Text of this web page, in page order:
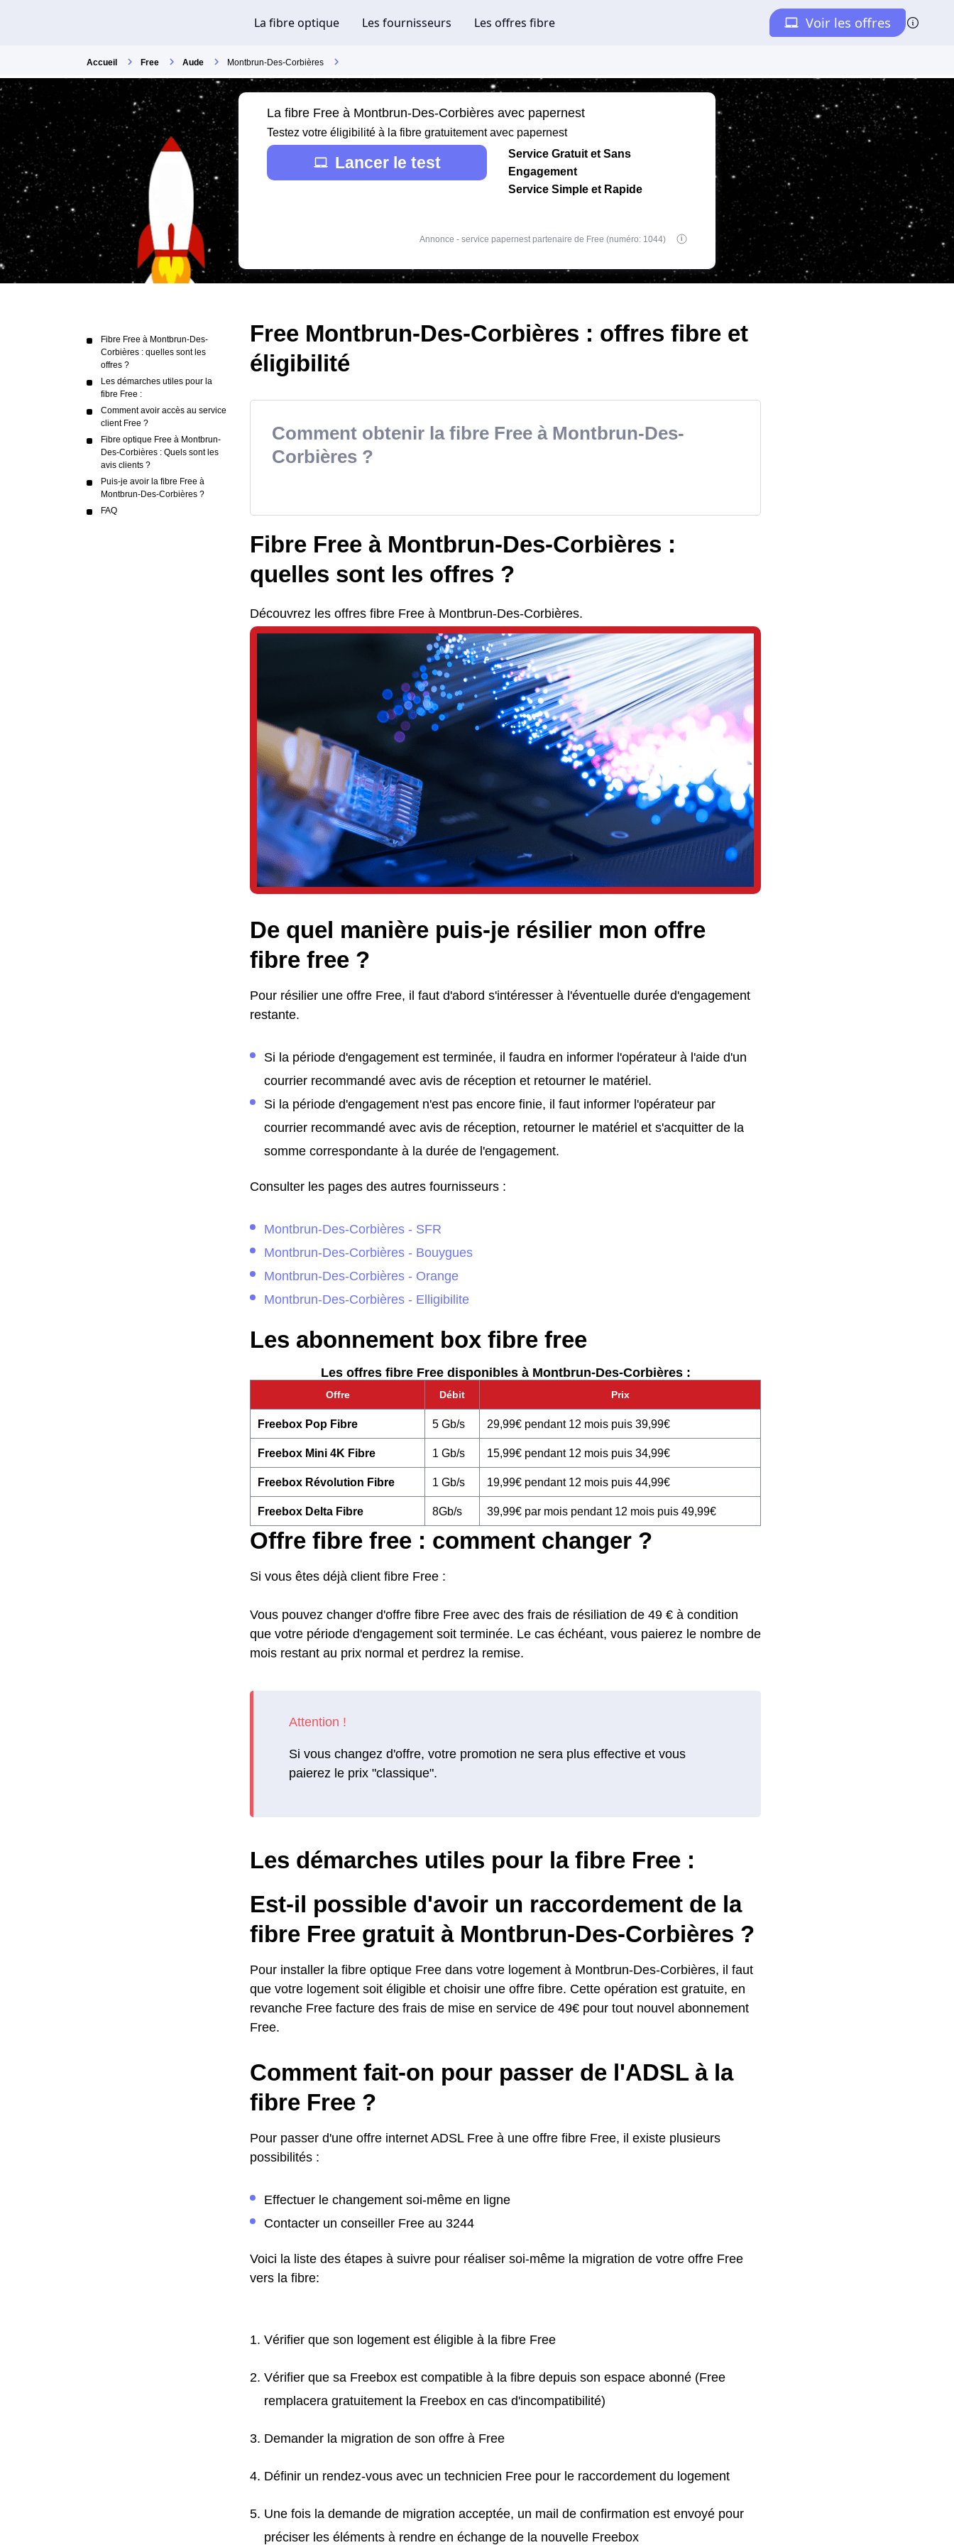
Accueil Free Aude Montbrun-Des-Corbières
La fibre Free à Montbrun-Des-Corbières avec papernest
Testez votre éligibilité à la fibre gratuitement avec papernest
Lancer le test
Service Gratuit et Sans
Engagement
Service Simple et Rapide
Annonce - service papernest partenaire de Free (numéro: 1044)
Fibre Free à Montbrun-Des-
Corbières : quelles sont les
offres ?
Les démarches utiles pour la
fibre Free :
Comment avoir accès au service
client Free ?
Fibre optique Free à Montbrun-
Des-Corbières : Quels sont les
avis clients ?
Puis-je avoir la fibre Free à
Montbrun-Des-Corbières ?
FAQ
Free Montbrun-Des-Corbières : offres fibre et
éligibilité
Comment obtenir la fibre Free à Montbrun-Des-
Corbières ?
Fibre Free à Montbrun-Des-Corbières :
quelles sont les offres ?
Découvrez les offres fibre Free à Montbrun-Des-Corbières.
De quel manière puis-je résilier mon offre
fibre free ?
Pour résilier une offre Free, il faut d'abord s'intéresser à l'éventuelle durée d'engagement
restante.
Si la période d'engagement est terminée, il faudra en informer l'opérateur à l'aide d'un
courrier recommandé avec avis de réception et retourner le matériel.
Si la période d'engagement n'est pas encore finie, il faut informer l'opérateur par
courrier recommandé avec avis de réception, retourner le matériel et s'acquitter de la
somme correspondante à la durée de l'engagement.
Consulter les pages des autres fournisseurs :
Montbrun-Des-Corbières - SFR
Montbrun-Des-Corbières - Bouygues
Montbrun-Des-Corbières - Orange
Montbrun-Des-Corbières - Elligibilite
Les abonnement box fibre free
Les offres fibre Free disponibles à Montbrun-Des-Corbières :
Offre Débit Prix
Freebox Pop Fibre 5 Gb/s 29,99€ pendant 12 mois puis 39,99€
Freebox Mini 4K Fibre 1 Gb/s 15,99€ pendant 12 mois puis 34,99€
Freebox Révolution Fibre 1 Gb/s 19,99€ pendant 12 mois puis 44,99€
Freebox Delta Fibre 8Gb/s 39,99€ par mois pendant 12 mois puis 49,99€
Offre fibre free : comment changer ?
Si vous êtes déjà client fibre Free :
Vous pouvez changer d'offre fibre Free avec des frais de résiliation de 49 € à condition
que votre période d'engagement soit terminée. Le cas échéant, vous paierez le nombre de
mois restant au prix normal et perdrez la remise.
Si vous changez d'offre, votre promotion ne sera plus effective et vous
paierez le prix "classique".
Les démarches utiles pour la fibre Free :
Est-il possible d'avoir un raccordement de la
fibre Free gratuit à Montbrun-Des-Corbières ?
Pour installer la fibre optique Free dans votre logement à Montbrun-Des-Corbières, il faut
que votre logement soit éligible et choisir une offre fibre. Cette opération est gratuite, en
revanche Free facture des frais de mise en service de 49€ pour tout nouvel abonnement
Free.
Comment fait-on pour passer de l'ADSL à la
fibre Free ?
Pour passer d'une offre internet ADSL Free à une offre fibre Free, il existe plusieurs
possibilités :
Effectuer le changement soi-même en ligne
Contacter un conseiller Free au 3244
Voici la liste des étapes à suivre pour réaliser soi-même la migration de votre offre Free
vers la fibre:
Vérifier que son logement est éligible à la fibre Free
Vérifier que sa Freebox est compatible à la fibre depuis son espace abonné (Free
remplacera gratuitement la Freebox en cas d'incompatibilité)
Demander la migration de son offre à Free
Définir un rendez-vous avec un technicien Free pour le raccordement du logement
Une fois la demande de migration acceptée, un mail de confirmation est envoyé pour
préciser les éléments à rendre en échange de la nouvelle Freebox